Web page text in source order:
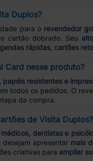
Duplos?
para o revendedor
cartão dobrado. Seu
rápidas, cartões
Card nesse produto?
papéis resistentes e
todos os pedidos. O
da compra.
de Visita Duplos?
médicos, dentistas e
apresentar mais
criativas para ampliar